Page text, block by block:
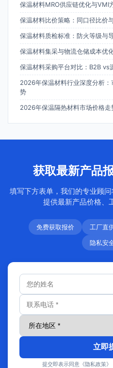
保温材料MRO供应链优化与VMI
保温材料比价策略：同口径比价
保温材料质检标准：防火等级与
保温材料集采与物流仓储成本优
保温材料采购平台对比：B2B vs
2026年保温材料行业深度分析
势
2026年保温隔热材料市场价格
获取最新产品
填写下方表单，我们的专业顾
提供最新产品价格、
免费获取报价 工厂直
隐私安
立即
提交即表示同意《隐私政策